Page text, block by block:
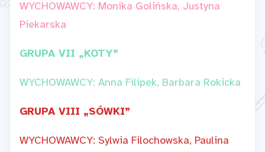
WYCHOWAWCY: Monika Golińska, Justyna
Piekarska
GRUPA VII „KOTY”
WYCHOWAWCY: Anna Filipek, Barbara Rokicka
GRUPA VIII „SÓWKI”
WYCHOWAWCY: Sylwia Filochowska, Paulina